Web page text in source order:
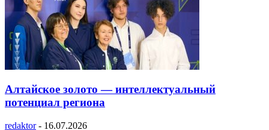
Алтайское золото — интеллектуальный
потенциал региона
redaktor - 16.07.2026